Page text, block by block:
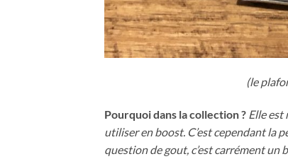
(le
Pourquoi dans la collection ? Elle est
utiliser en boost. C’est cependant la
question de gout, c’est carrément un